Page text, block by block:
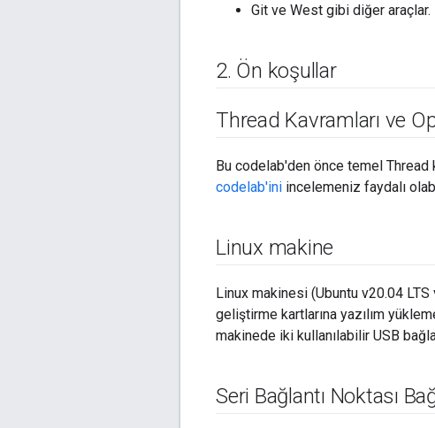
Git ve West gibi diğer araçlar.
2. Ön koşullar
Thread Kavramları ve
Bu codelab'den önce temel Thread
codelab'ini incelemeniz faydalı
Linux makine
Linux makinesi (Ubuntu v20.04
geliştirme kartlarına yazılım
makinede iki kullanılabilir USB
Seri Bağlantı Noktası